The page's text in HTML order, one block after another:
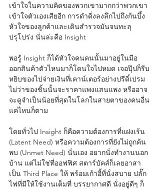
เข้าใจในความคิดของพวกเขามากกว่าพวกเขา
เข้าใจตัวเองเสียอีก การดำดิ่งลงลึกไปถึงก้นบึ้ง
หัวใจของลูกค้าและเดินสำรวจมันจนทะลุ
ปรุโปร่ง นั่นล่ะคือ Insight
พอรู้ Insight ก็ได้หัวใจคนคนนั้นมาอยู่ในมือ
ออกสินค้าตัวไหนมาก็โดนใจไปหมด เจอปุ๊ปก็รีบ
หยิบของไปจ่ายเงินที่เคาน์เตอร์อย่างปรีดิ์เปรม
ไม่ว่าของชิ้นนั้นจะราคาแพงแสนแพง หรืออาจ
จะดูจำเป็นน้อยที่สุดในโลกในสายตาของคนอื่น
แค่ไหนก็ตาม
โดยทั่วไป Insight ก็คือความต้องการที่แฝงเร้น
(Latent Need) หรือความต้องการที่ยังไม่ถูกค้น
พบ (Unmet Need) นั่นเอง อยากนั่งทำงานนอก
บ้าน แต่ไม่ใช่ที่ออฟฟิศ สตาร์บัคส์ก็เลยอาสา
เป็น Third Place ให้ พร้อมเก้าอี้ที่นั่งสบาย ปลั๊ก
ไฟที่มีให้ใช้งานเต็มที่ บรรยากาศดี นั่งอยู่ดีๆ ก็